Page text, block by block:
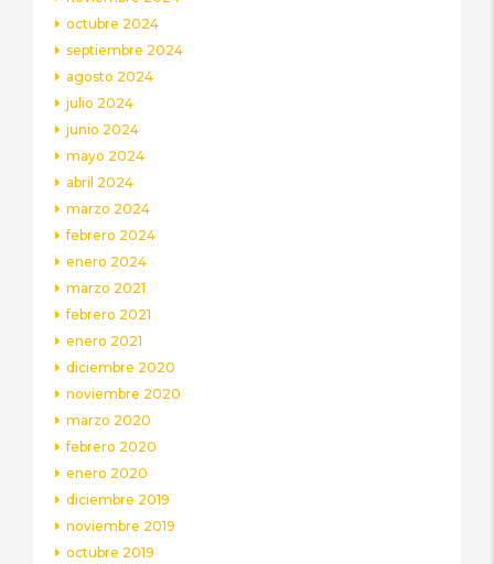
octubre 2024
septiembre 2024
agosto 2024
julio 2024
junio 2024
mayo 2024
abril 2024
marzo 2024
febrero 2024
enero 2024
marzo 2021
febrero 2021
enero 2021
diciembre 2020
noviembre 2020
marzo 2020
febrero 2020
enero 2020
diciembre 2019
noviembre 2019
octubre 2019